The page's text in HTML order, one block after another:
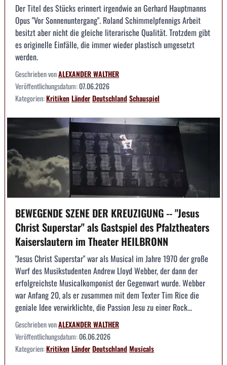
Der Titel des Stücks erinnert irgendwie an Gerhard Hauptmanns
Opus "Vor Sonnenuntergang". Roland Schimmelpfennigs Arbeit
besitzt aber nicht die gleiche literarische Qualität. Trotzdem gibt
es originelle Einfälle, die immer wieder plastisch umgesetzt
werden.
Geschrieben vonALEXANDER WALTHER
Veröffentlichungsdatum:07.06.2026
Kategorien:KritikenLänderDeutschlandSchauspiel
BEWEGENDE SZENE DER KREUZIGUNG -- "Jesus
Christ Superstar" als Gastspiel des Pfalztheaters
Kaiserslautern im Theater HEILBRONN
"Jesus Christ Superstar" war als Musical im Jahre 1970 der große
Wurf des Musikstudenten Andrew Lloyd Webber, der dann der
erfolgreichste Musicalkomponist der Gegenwart wurde. Webber
war Anfang 20, als er zusammen mit dem Texter Tim Rice die
geniale Idee verwirklichte, die Passion Jesu zu einer Rock...
Geschrieben vonALEXANDER WALTHER
Veröffentlichungsdatum:06.06.2026
Kategorien:KritikenLänderDeutschlandMusicals